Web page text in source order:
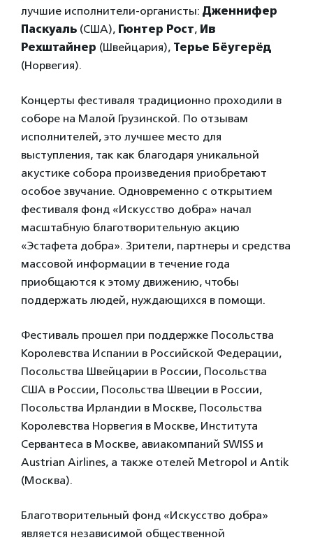
лучшие исполнители-органисты: Дженнифер
Паскуаль (США), Гюнтер Рост, Ив
Рехштайнер (Швейцария), Терье Бёугерёд
(Норвегия).
Концерты фестиваля традиционно проходили в
соборе на Малой Грузинской. По отзывам
исполнителей, это лучшее место для
выступления, так как благодаря уникальной
акустике собора произведения приобретают
особое звучание. Одновременно с открытием
фестиваля фонд «Искусство добра» начал
масштабную благотворительную акцию
«Эстафета добра». Зрители, партнеры и средства
массовой информации в течение года
приобщаются к этому движению, чтобы
поддержать людей, нуждающихся в помощи.
Фестиваль прошел при поддержке Посольства
Королевства Испании в Российской Федерации,
Посольства Швейцарии в России, Посольства
США в России, Посольства Швеции в России,
Посольства Ирландии в Москве, Посольства
Королевства Норвегия в Москве, Института
Сервантеса в Москве, авиакомпаний SWISS и
Austrian Airlines, а также отелей Metropol и Antik
(Москва).
Благотворительный фонд «Искусство добра»
является независимой общественной